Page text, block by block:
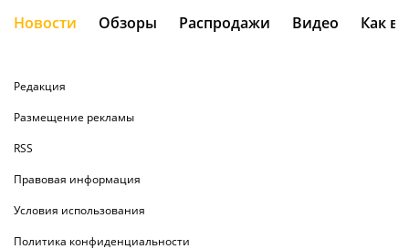
Новости Обзоры Распродажи Видео Как
Редакция
Размещение рекламы
RSS
Правовая информация
Условия использования
Политика конфиденциальности